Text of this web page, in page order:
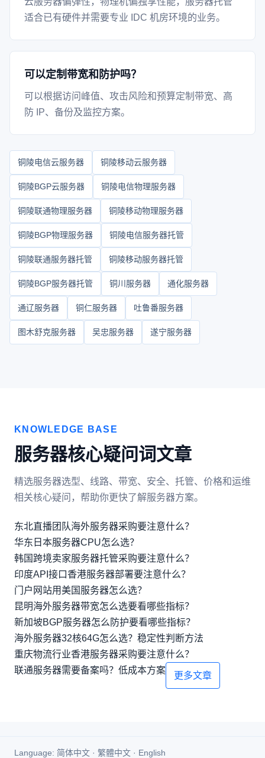
适合已有硬件并需要专业 IDC 机房环境的业务。
可以定制带宽和防护吗？
可以根据访问峰值、攻击风险和预算定制带宽、高
防 IP、备份及监控方案。
铜陵电信云服务器 铜陵移动云服务器
铜陵BGP云服务器 铜陵电信物理服务器
铜陵联通物理服务器 铜陵移动物理服务器
铜陵BGP物理服务器 铜陵电信服务器托管
铜陵联通服务器托管 铜陵移动服务器托管
铜陵BGP服务器托管 铜川服务器 通化服务器
通辽服务器 铜仁服务器 吐鲁番服务器
图木舒克服务器 吴忠服务器 遂宁服务器
KNOWLEDGE BASE
服务器核心疑问词文章
精选服务器选型、线路、带宽、安全、托管、价格和运维
相关核心疑问，帮助你更快了解服务器方案。
东北直播团队海外服务器采购要注意什么？
华东日本服务器CPU怎么选？
韩国跨境卖家服务器托管采购要注意什么？
印度API接口香港服务器部署要注意什么？
门户网站用美国服务器怎么选？
昆明海外服务器带宽怎么选要看哪些指标？
新加坡BGP服务器怎么防护要看哪些指标？
海外服务器32核64G怎么选？稳定性判断方法
重庆物流行业香港服务器采购要注意什么？
联通服务器需要备案吗？低成本方案
更多文章
Language: 简体中文 · 繁體中文 · English